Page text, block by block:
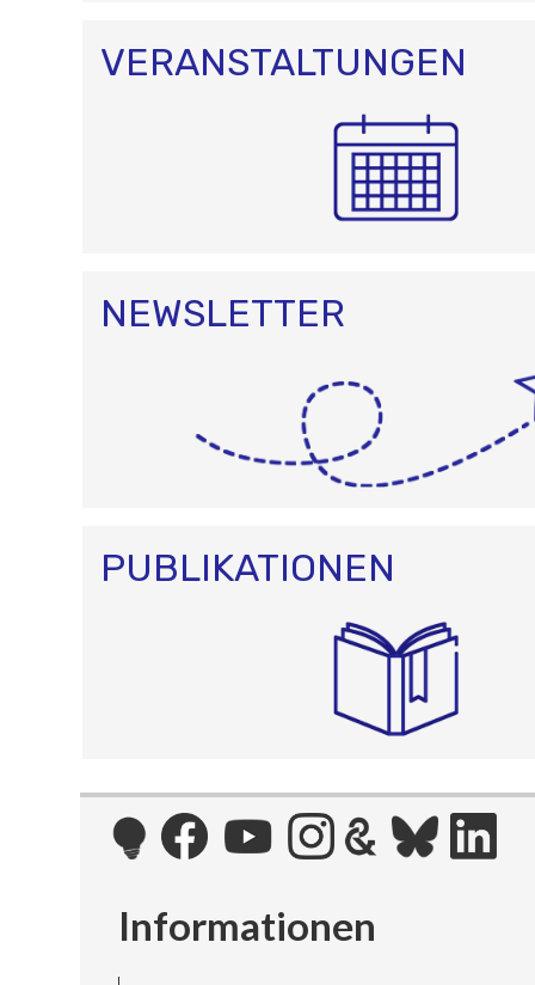
O
N
VERANSTALTUNGEN
NEWSLETTER
PUBLIKATIONEN
Informationen